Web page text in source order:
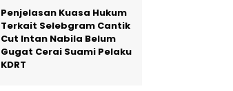
Penjelasan Kuasa Hukum
Terkait Selebgram Cantik
Cut Intan Nabila Belum
Gugat Cerai Suami Pelaku
KDRT